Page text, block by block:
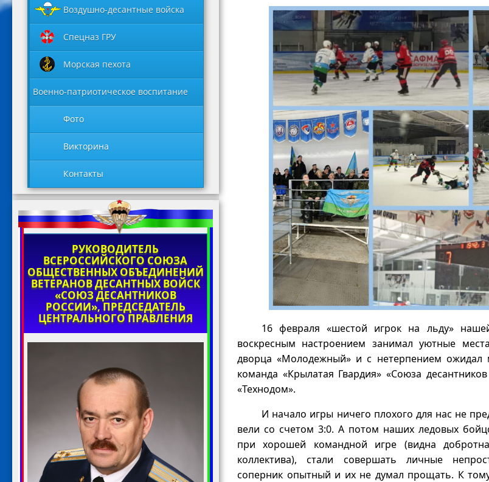
16 февраля «шестой игрок на льду»
воскресным настроением занимал уютные
дворца «Молодежный» и с нетерпением ожидал
команда «Крылатая Гвардия» «Союза
«Технодом».
И начало игры ничего плохого для нас не
вели со счетом 3:0. А потом наших ледовых
при хорошей командной игре (видна
коллектива), стали совершать личные
соперник опытный и их не думал прощать. К
Воздушно-десантные войска
Спецназ ГРУ
Морская пехота
Военно-патриотическое воспитание
Фото
Викторина
Контакты
РУКОВОДИТЕЛЬ
ВСЕРОССИЙСКОГО СОЮЗА
ОБЩЕСТВЕННЫХ ОБЪЕДИНЕНИЙ
ВЕТЕРАНОВ ДЕСАНТНЫХ ВОЙСК
«СОЮЗ ДЕСАНТНИКОВ
РОССИИ», ПРЕДСЕДАТЕЛЬ
ЦЕНТРАЛЬНОГО ПРАВЛЕНИЯ